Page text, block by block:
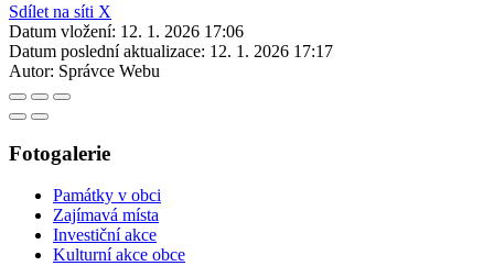
Sdílet na síti X
Datum vložení: 12. 1. 2026 17:06
Datum poslední aktualizace: 12. 1. 2026 17:17
Autor: Správce Webu
Fotogalerie
Památky v obci
Zajímavá místa
Investiční akce
Kulturní akce obce